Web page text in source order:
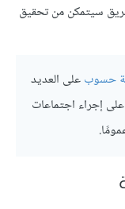
سيتمكن من تحقيق
حسوبعلى العديد
إجراء اجتماعات